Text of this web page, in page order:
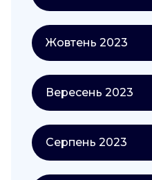
Жовтень 2023
Вересень 2023
Серпень 2023